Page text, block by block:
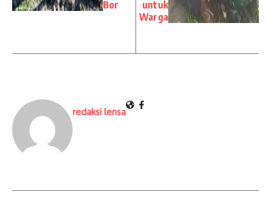
Bor
untuk
Warga
redaksi lensa